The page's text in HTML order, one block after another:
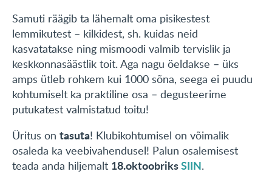
Samuti räägib ta lähemalt oma pisikestest
lemmikutest – kilkidest, sh. kuidas neid
kasvatatakse ning mismoodi valmib tervislik ja
keskkonnasäästlik toit. Aga nagu öeldakse – üks
amps ütleb rohkem kui 1000 sõna, seega ei puudu
kohtumiselt ka praktiline osa – degusteerime
putukatest valmistatud toitu!
Üritus on tasuta! Klubikohtumisel on võimalik
osaleda ka veebivahendusel! Palun osalemisest
teada anda hiljemalt 18.oktoobriksSIIN.